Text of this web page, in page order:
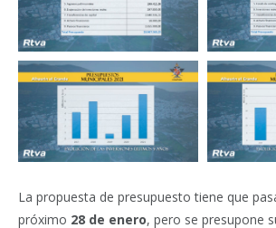
La propuesta de presupuesto tiene que
próximo 28 de enero, pero se presupone